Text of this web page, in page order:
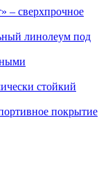
– сверхпрочное
линолеум под
стойкий
покрытие